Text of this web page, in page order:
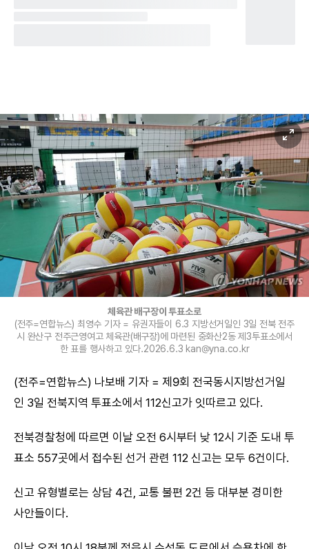
체육관 배구장이 투표소로
(전주=연합뉴스) 최영수 기자 = 유권자들이 6.3 지방선거일인 3일 전북 전주
시 완산구 전주근영여고 체육관(배구장)에 마련된 중화산2동 제3투표소에서
한 표를 행사하고 있다.2026.6.3 kan@yna.co.kr
(전주=연합뉴스) 나보배 기자 = 제9회 전국동시지방선거일
인 3일 전북지역 투표소에서 112신고가 잇따르고 있다.
전북경찰청에 따르면 이날 오전 6시부터 낮 12시 기준 도내 투
표소 557곳에서 접수된 선거 관련 112 신고는 모두 6건이다.
신고 유형별로는 상담 4건, 교통 불편 2건 등 대부분 경미한
사안들이다.